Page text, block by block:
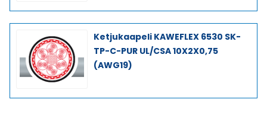
Ketjukaapeli KAWEFLEX 6530 SK-
TP-C-PUR UL/CSA 10X2X0,75
(AWG19)